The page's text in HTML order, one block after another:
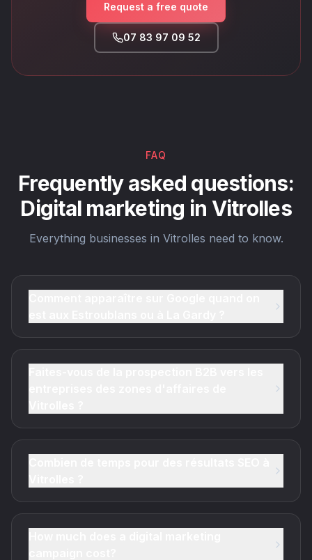
Request a free quote
07 83 97 09 52
FAQ
Frequently asked questions:
Digital marketing in Vitrolles
Everything businesses in Vitrolles need to know.